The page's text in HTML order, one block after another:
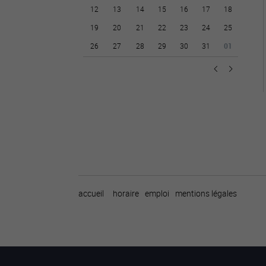
12
13 14 15 16 17
18
19
20 21 22 23 24
25
26
27 28 29 30 31 01
accueil horaire emploi mentions légales